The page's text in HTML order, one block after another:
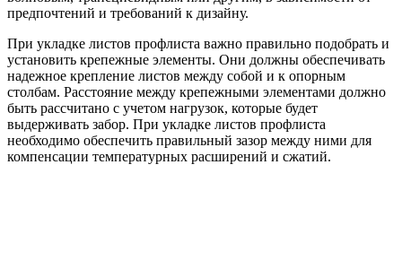
предпочтений и требований к дизайну.
При укладке листов профлиста важно правильно подобрать и
установить крепежные элементы. Они должны обеспечивать
надежное крепление листов между собой и к опорным
столбам. Расстояние между крепежными элементами должно
быть рассчитано с учетом нагрузок, которые будет
выдерживать забор. При укладке листов профлиста
необходимо обеспечить правильный зазор между ними для
компенсации температурных расширений и сжатий.